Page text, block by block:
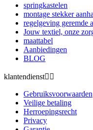
springkastelen
montage stekker
regelgeving geremde
Jouw textiel, onze
maattabel
Aanbiedingen
BLOG
klantendienst 
Gebruiksvoorwaarden
Veilige betaling
Herroepingsrecht
Privacy